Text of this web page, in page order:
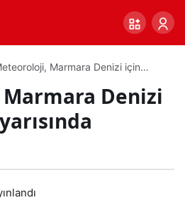
Marmara Denizi için
Denizi
0 PAYLAŞ